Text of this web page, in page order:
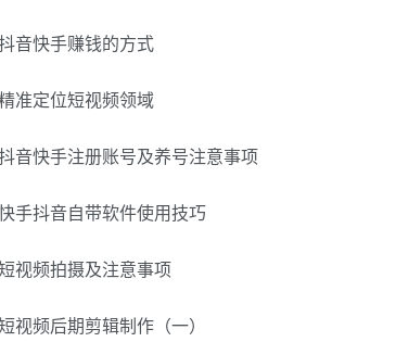
音快手赚钱的方式
准定位短视频领域
音快手注册账号及养号注意事项
手抖音自带软件使用技巧
视频拍摄及注意事项
视频后期剪辑制作（一）